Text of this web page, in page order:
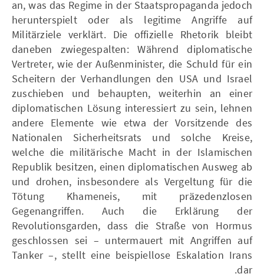
an, was das Regime in der Staatspropaganda jedoch
herunterspielt oder als legitime Angriffe auf
Militärziele verklärt. Die offizielle Rhetorik bleibt
daneben zwiegespalten: Während diplomatische
Vertreter, wie der Außenminister, die Schuld für ein
Scheitern der Verhandlungen den USA und Israel
zuschieben und behaupten, weiterhin an einer
diplomatischen Lösung interessiert zu sein, lehnen
andere Elemente wie etwa der Vorsitzende des
Nationalen Sicherheitsrats und solche Kreise,
welche die militärische Macht in der Islamischen
Republik besitzen, einen diplomatischen Ausweg ab
und drohen, insbesondere als Vergeltung für die
Tötung Khameneis, mit präzedenzlosen
Gegenangriffen. Auch die Erklärung der
Revolutionsgarden, dass die Straße von Hormus
geschlossen sei – untermauert mit Angriffen auf
Tanker –, stellt eine beispiellose Eskalation Irans
dar.